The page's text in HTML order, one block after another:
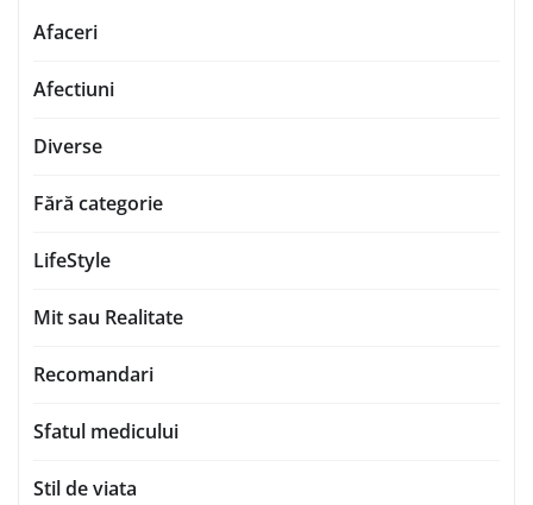
Afaceri
Afectiuni
Diverse
Fără categorie
LifeStyle
Mit sau Realitate
Recomandari
Sfatul medicului
Stil de viata